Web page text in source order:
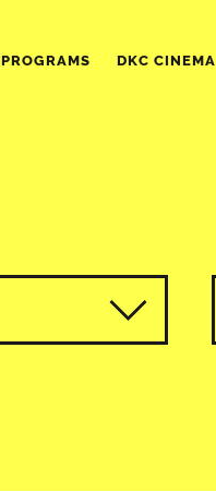
PROGRAMS DKC CINEMA